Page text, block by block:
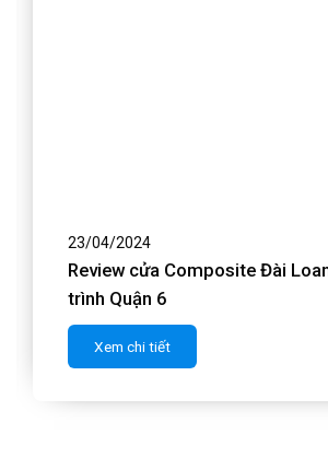
23/04/2024
500 bộ Cửa Gỗ An Cường tại
viện Hạnh Phúc
Xem chi tiết